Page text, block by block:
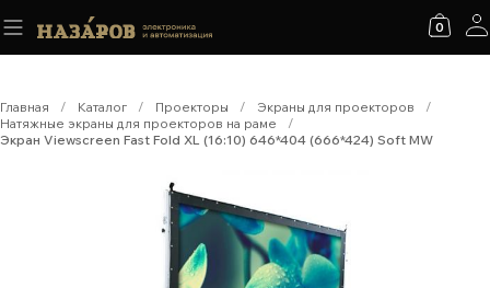
0
Главная / Каталог / Проекторы / Экраны для проекторов
/
Натяжные экраны для проекторов на раме
/
Экран Viewscreen Fast Fold XL (16:10) 646*404 (666*424) Soft MW